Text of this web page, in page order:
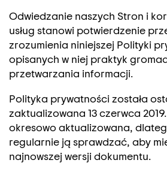
Odwiedzanie naszych Stron i
usług stanowi potwierdzenie
zrozumienia niniejszej Polityki
opisanych w niej praktyk
przetwarzania informacji.
Polityka prywatności została
zaktualizowana 13 czerwca
okresowo aktualizowana,
regularnie ją sprawdzać, aby
najnowszej wersji dokumentu.